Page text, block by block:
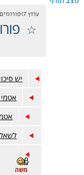
ערוץ 7 פורומים
יש
אטמי
משה